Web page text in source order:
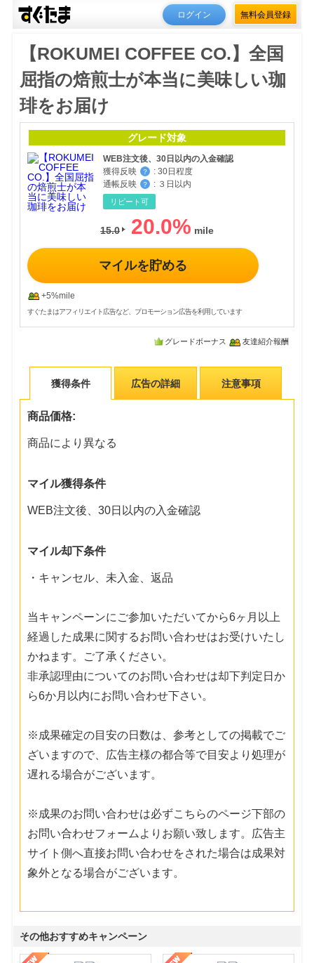
ログイン 無料会員登録
【ROKUMEI COFFEE CO.】全国
屈指の焙煎士が本当に美味しい珈
琲をお届け
グレード対象
WEB注文後、30日以内の入金確認
獲得反映
？ : 30日程度
通帳反映
？ : ３日以内
リピート可
15.0 20.0%
マイルを貯める
+5%mile
すぐたまはアフィリエイト広告など、プロモーション広告を利用しています
グレードボーナス 友達紹介報酬
獲得条件 広告の詳細 注意事項
商品価格:
商品により異なる
マイル獲得条件
WEB注文後、30日以内の入金確認
マイル却下条件
・キャンセル、未入金、返品
当キャンペーンにご参加いただいてから6ヶ月以上
経過した成果に関するお問い合わせはお受けいたし
かねます。ご了承ください。
非承認理由についてのお問い合わせは却下判定日か
ら6か月以内にお問い合わせ下さい。
※成果確定の目安の日数は、参考としての掲載でご
ざいますので、広告主様の都合等で目安より処理が
遅れる場合がございます。
※成果のお問い合わせは必ずこちらのページ下部の
お問い合わせフォームよりお願い致します。広告主
サイト側へ直接お問い合わせをされた場合は成果対
象外となる場合がございます。
その他おすすめキャンペーン